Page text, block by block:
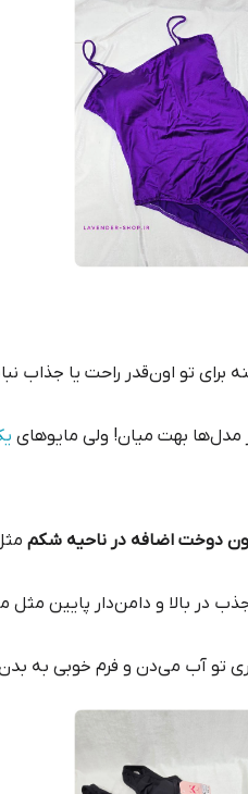
تو اون‌قدر راحت یا جذاب
مدل‌ها بهت میان! ولی مایوهای
دوخت اضافه در ناحیه شکم
در بالا و دامن‌دار پایین مثل
تو آب می‌دن و فرم خوبی به